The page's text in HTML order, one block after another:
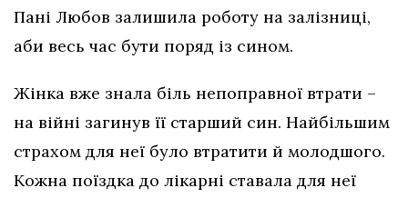
Пані Любов залишила роботу на залізниці,
аби весь час бути поряд із сином.
Жінка вже знала біль непоправної втрати –
на війні загинув її старший син. Найбільшим
страхом для неї було втратити й молодшого.
Кожна поїздка до лікарні ставала для неї